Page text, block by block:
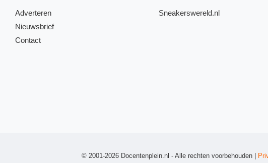
Adverteren
Nieuwsbrief
Contact
Sneakerswereld.nl
© 2001-2026 Docentenplein.nl - Alle rechten voorbehouden |